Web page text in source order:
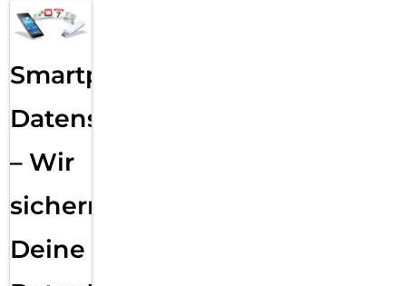
Smartphone
Datensicherung
– Wir
sichern
Deine